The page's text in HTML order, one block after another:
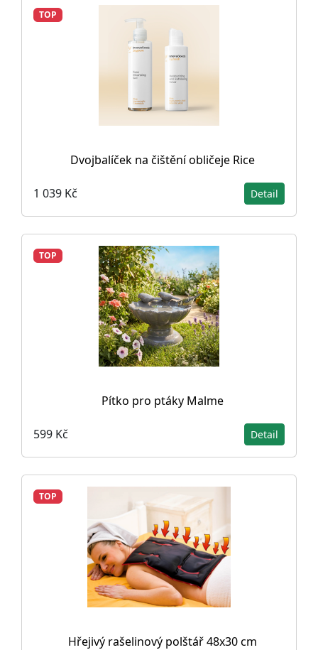
TOP
Dvojbalíček na čištění obličeje Rice
1 039 Kč Detail
TOP
Pítko pro ptáky Malme
599 Kč Detail
TOP
Hřejivý rašelinový polštář 48x30 cm